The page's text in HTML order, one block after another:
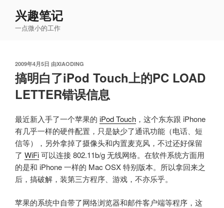
兴趣笔记
一点微小的工作
发
布
于
2009年4月5日 由XIAODING
搞明白了iPod Touch上的PC LOAD
LETTER错误信息
最近新入手了一个苹果的 iPod Touch ，这个东东跟 iPhone
有几乎一样的硬件配置，只是缺少了通讯功能（电话、短
信等），另外拿掉了摄像头和内置麦克风，不过还好保留
了 WiFi可以连接 802.11b/g 无线网络。在软件系统方面用
的是和 iPhone 一样的 Mac OSX 特别版本。所以拿回来之
后，搞破解，装第三方程序、游戏，不亦乐乎。
苹果的系统中自带了网络浏览器和邮件客户端等程序，这